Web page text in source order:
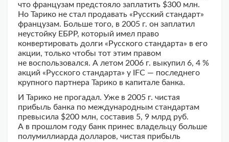
что французам предстояло заплатить $300 млн.
Но Тарико не стал продавать «Русский стандарт»
французам. Больше того, в 2005 г. он заплатил
неустойку ЕБРР, который имел право
конвертировать долги «Русского стандарта» в его
акции, только чтобы тот этим правом
не воспользовался. А летом 2006 г. выкупил 6, 4 %
акций «Русского стандарта» у IFC — последнего
крупного партнера Тарико в капитале банка.
И Тарико не прогадал. Уже в 2005 г. чистая
прибыль банка по международным стандартам
превысила $200 млн, составив 5, 9 млрд руб.
А в прошлом году банк принес владельцу больше
полумиллиарда долларов, чистая прибыль